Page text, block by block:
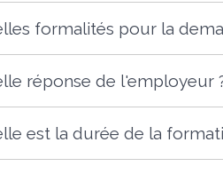
formalités pour la
réponse de l'employeur
est la durée de la